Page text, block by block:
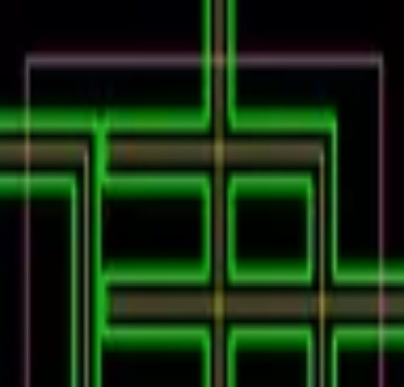
Podcast振り返り
とが重要です。